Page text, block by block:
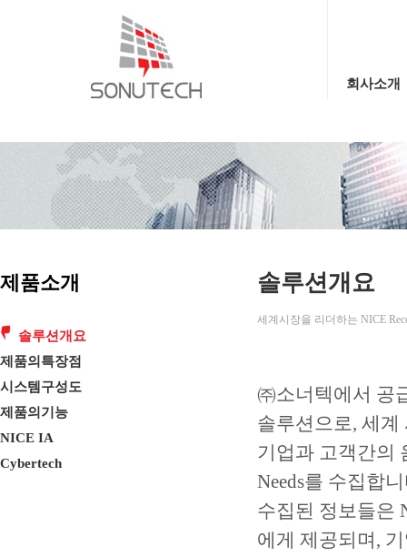
회사소개
제품소개
솔루션개요
제품의특장점
시스템구성도
제품의기능
NICE IA
Cybertech
솔루션개요
세계시장을 리더하는 NICE
㈜소너텍에서 공
솔루션으로, 세계
기업과 고객간의
Needs를 수집합
수집된 정보들은
에게 제공되며,